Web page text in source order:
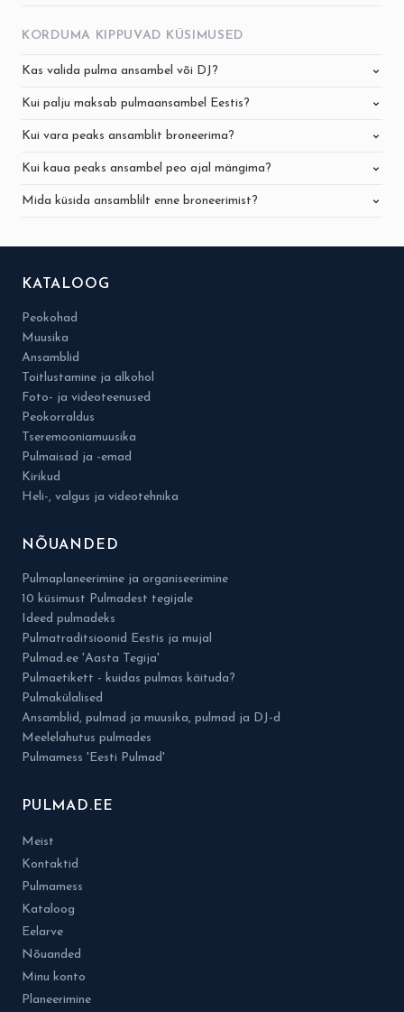
KORDUMA KIPPUVAD KÜSIMUSED
Kas valida pulma ansambel või DJ?
Kui palju maksab pulmaansambel Eestis?
Kui vara peaks ansamblit broneerima?
Kui kaua peaks ansambel peo ajal mängima?
Mida küsida ansamblilt enne broneerimist?
KATALOOG
Peokohad
Muusika
Ansamblid
Toitlustamine ja alkohol
Foto- ja videoteenused
Peokorraldus
Tseremooniamuusika
Pulmaisad ja -emad
Kirikud
Heli-, valgus ja videotehnika
NÕUANDED
Pulmaplaneerimine ja organiseerimine
10 küsimust Pulmadest tegijale
Ideed pulmadeks
Pulmatraditsioonid Eestis ja mujal
Pulmad.ee 'Aasta Tegija'
Pulmaetikett - kuidas pulmas käituda?
Pulmakülalised
Ansamblid, pulmad ja muusika, pulmad ja DJ-d
Meelelahutus pulmades
Pulmamess 'Eesti Pulmad'
PULMAD.EE
Meist
Kontaktid
Pulmamess
Kataloog
Eelarve
Nõuanded
Minu konto
Planeerimine